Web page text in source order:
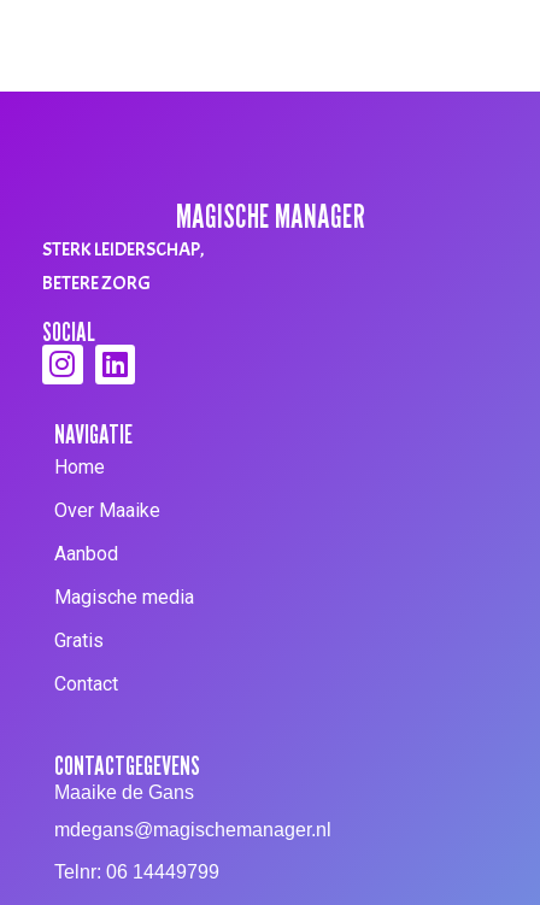
MAGISCHE MANAGER
STERK LEIDERSCHAP,
BETERE ZORG
SOCIAL
NAVIGATIE
Home
Over Maaike
Aanbod
Magische media
Gratis
Contact
CONTACTGEGEVENS
Maaike de Gans
mdegans@magischemanager.nl
Telnr: 06 14449799